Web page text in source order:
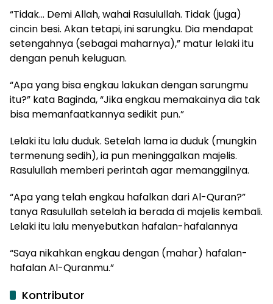
“Tidak… Demi Allah, wahai Rasulullah. Tidak (juga)
cincin besi. Akan tetapi, ini sarungku. Dia mendapat
setengahnya (sebagai maharnya),” matur lelaki itu
dengan penuh keluguan.
“Apa yang bisa engkau lakukan dengan sarungmu
itu?” kata Baginda, “Jika engkau memakainya dia tak
bisa memanfaatkannya sedikit pun.”
Lelaki itu lalu duduk. Setelah lama ia duduk (mungkin
termenung sedih), ia pun meninggalkan majelis.
Rasulullah memberi perintah agar memanggilnya.
“Apa yang telah engkau hafalkan dari Al-Quran?”
tanya Rasulullah setelah ia berada di majelis kembali.
Lelaki itu lalu menyebutkan hafalan-hafalannya
“Saya nikahkan engkau dengan (mahar) hafalan-
hafalan Al-Quranmu.”
Kontributor